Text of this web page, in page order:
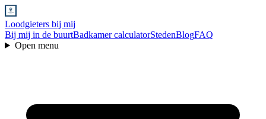
Loodgieters bij mij
Bij mij in de buurtBadkamer calculatorStedenBlogFAQ
Open menu